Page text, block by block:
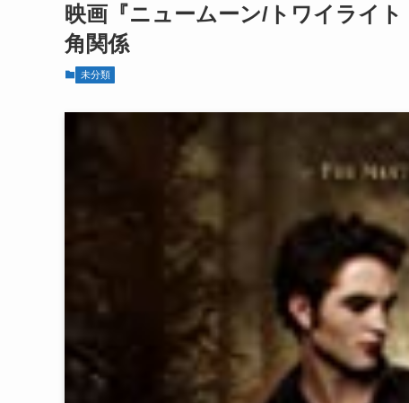
映画『ニュームーン/トワイライ
角関係
未分類